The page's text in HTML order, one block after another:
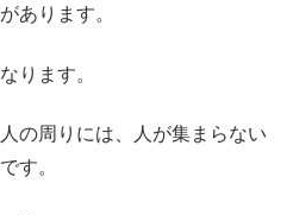
あります。
ります。
の周りには、人が集まらない
す。